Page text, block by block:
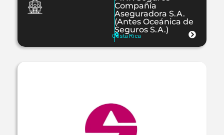
Compañía
Aseguradora S.A.
(Antes Oceánica de
Seguros S.A.)
Costa Rica